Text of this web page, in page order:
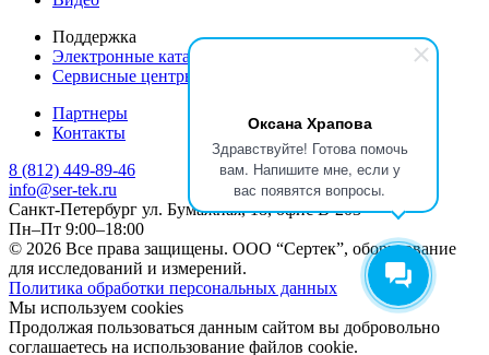
Оксана Храпова
Здравствуйте! Готова помочь
вам. Напишите мне, если у
вас появятся вопросы.
Поддержка
Электронные каталоги
Сервисные центры производителей
Партнеры
Контакты
8 (812) 449-89-46
info@ser-tek.ru
Санкт-Петербург ул. Бумажная, 18, офис B-203
Пн–Пт 9:00–18:00
© 2026 Все права защищены. ООО “Сертек”, оборудование
для исследований и измерений.
Политика обработки персональных данных
Мы используем cookies
Продолжая пользоваться данным сайтом вы добровольно
соглашаетесь на использование файлов cookie.